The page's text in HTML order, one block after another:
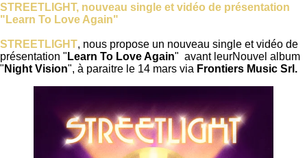
STREETLIGHT, nouveau single et vidéo de présentation
"Learn To Love Again"
STREETLIGHT, nous propose un nouveau single et vidéo de
présentation " Learn To Love Again" avant leurNouvel album
" Night Vision", à paraitre le 14 mars via Frontiers Music Srl.